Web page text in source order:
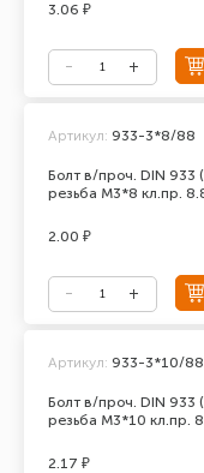
3.06 ₽
Болт в/проч. DIN
резьба М3*8 кл.пр.
Артикул: 933-3*8/88
2.00 ₽
Болт в/проч. DIN
резьба М3*10 кл.пр.
Артикул: 933-3*10/88
2.17 ₽